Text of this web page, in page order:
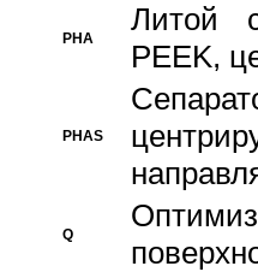
PHA
Литой
PEEK,
PHAS
Q